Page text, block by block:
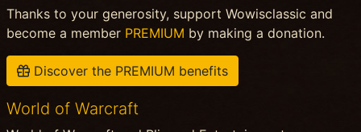
Thanks to your generosity, support Wowisclassic and
become a member PREMIUM by making a donation.
Discover the PREMIUM benefits
World of Warcraft